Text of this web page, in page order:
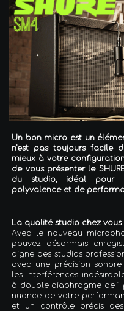
Un bon micro est un
n'est pas toujours facile
mieux à votre
de vous présenter le
du studio, idéal pour
polyvalence et de
La qualité studio chez vous
Avec le nouveau
pouvez désormais
digne des studios
avec une précision
les interférences
à double diaphragme de
nuance de votre
et un contrôle précis